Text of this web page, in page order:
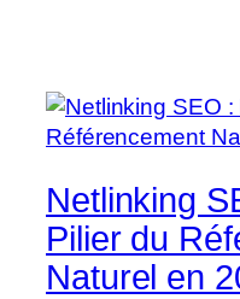
Netlinking
Pilier du
Naturel en